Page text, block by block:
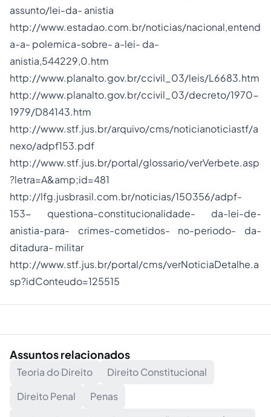
assunto/lei-da- anistia
http://www.estadao.com.br/noticias/nacional,entend
a-a- polemica-sobre- a-lei- da-
anistia,544229,0.htm
http://www.planalto.gov.br/ccivil_03/leis/L6683.htm
http://www.planalto.gov.br/ccivil_03/decreto/1970-
1979/D84143.htm
http://www.stf.jus.br/arquivo/cms/noticianoticiastf/a
nexo/adpf153.pdf
http://www.stf.jus.br/portal/glossario/verVerbete.asp
?letra=A&amp;id=481
http://lfg.jusbrasil.com.br/noticias/150356/adpf-
153- questiona-constitucionalidade- da-lei-de-
anistia-para- crimes-cometidos- no-periodo- da-
ditadura- militar
http://www.stf.jus.br/portal/cms/verNoticiaDetalhe.a
sp?idConteudo=125515
Assuntos relacionados
Teoria do Direito
Direito Constitucional
Direito Penal
Penas